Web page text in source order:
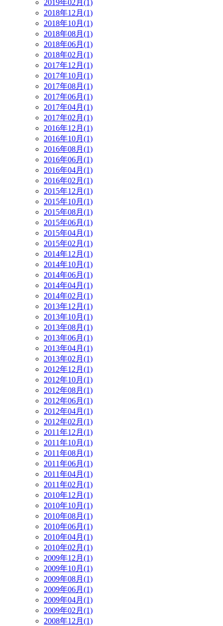
2019年02月(1)
2018年12月(1)
2018年10月(1)
2018年08月(1)
2018年06月(1)
2018年02月(1)
2017年12月(1)
2017年10月(1)
2017年08月(1)
2017年06月(1)
2017年04月(1)
2017年02月(1)
2016年12月(1)
2016年10月(1)
2016年08月(1)
2016年06月(1)
2016年04月(1)
2016年02月(1)
2015年12月(1)
2015年10月(1)
2015年08月(1)
2015年06月(1)
2015年04月(1)
2015年02月(1)
2014年12月(1)
2014年10月(1)
2014年06月(1)
2014年04月(1)
2014年02月(1)
2013年12月(1)
2013年10月(1)
2013年08月(1)
2013年06月(1)
2013年04月(1)
2013年02月(1)
2012年12月(1)
2012年10月(1)
2012年08月(1)
2012年06月(1)
2012年04月(1)
2012年02月(1)
2011年12月(1)
2011年10月(1)
2011年08月(1)
2011年06月(1)
2011年04月(1)
2011年02月(1)
2010年12月(1)
2010年10月(1)
2010年08月(1)
2010年06月(1)
2010年04月(1)
2010年02月(1)
2009年12月(1)
2009年10月(1)
2009年08月(1)
2009年06月(1)
2009年04月(1)
2009年02月(1)
2008年12月(1)